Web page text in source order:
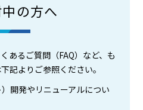
の方へ
あるご質問（FAQ）など、も
記よりご参照ください。
開発やリニューアルについ